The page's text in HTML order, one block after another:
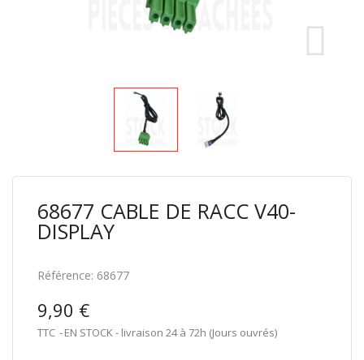
68677 CABLE DE RACC V40-
DISPLAY
Référence: 68677
9,90 €
TTC EN STOCK - livraison 24 à 72h (Jours ouvrés)